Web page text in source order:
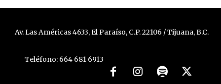
Av. Las Américas 4633, El Paraíso, C.P. 22106 / Tijuana, B.C.
Teléfono: 664 681 6913